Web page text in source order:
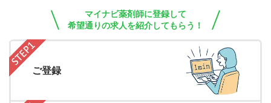
マイナビ薬剤師に登録して
希望通りの求人を紹介してもらう！
ご登録